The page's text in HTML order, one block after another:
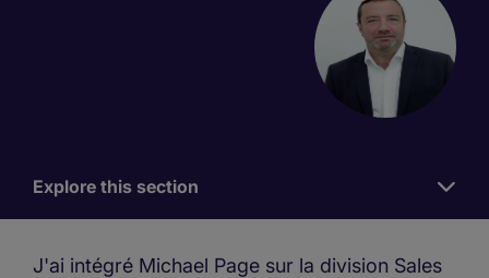
WorkExplore this section
J'ai intégré Michael Page sur la division Sales